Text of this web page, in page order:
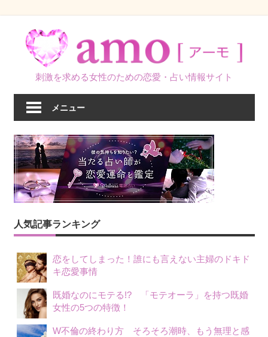
刺激を求める女性のための恋愛・占い情報サイト
メニュー
人気記事ランキング
恋をしてしまった！誰にも言えない主婦のドキド
キ恋愛事情
既婚なのにモテる!? 「モテオーラ」を持つ既婚
女性の5つの特徴！
W不倫の終わり方 そろそろ潮時、もう無理と感